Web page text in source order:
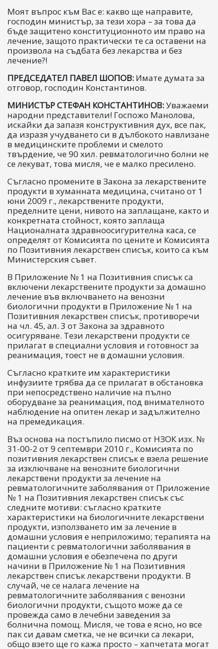
Моят въпрос към Вас е: какво ще направите,
господин министър, за тези хора – за това да
бъде защитено конституционното им право на
лечение, защото практически те са оставени на
произвола на съдбата без лекарства и без
лечение?!
ПРЕДСЕДАТЕЛ ПАВЕЛ ШОПОВ: Имате думата за
отговор, господин Константинов.
МИНИСТЪР СТЕФАН КОНСТАНТИНОВ:Уважаеми
народни представители! Госпожо Манолова,
искайки да запазя конструктивния дух, все пак,
да изразя учудването си в дълбокото навлизане
в медицинските проблеми и смелото
твърдение, че 90 хил. ревматологично болни не
се лекуват, това мисля, че е малко пресилено.
Съгласно промените в Закона за лекарствените
продукти в хуманната медицина, считано от 1
юни 2009 г., лекарствените продукти,
пределните цени, нивото на заплащане, както и
конкретната стойност, която заплаща
Националната здравноосигурителна каса, се
определят от Комисията по цените и Комисията
по Позитивния лекарствен списък, които са към
Министерския съвет.
В Приложение № 1 на Позитивния списък са
включени лекарствените продукти за домашно
лечение във включването на венозни
биологични продукти в Приложение № 1 на
Позитивния лекарствен списък, противоречи
на чл. 45, ал. 3 от Закона за здравното
осигуряване. Тези лекарствени продукти се
прилагат в специални условия и готовност за
реанимация, тоест не в домашни условия.
Съгласно кратките им характеристики
инфузиите трябва да се прилагат в обстановка
при непосредствено наличие на пълно
оборудване за реанимация, под внимателното
наблюдение на опитен лекар и задължително
на премедикация.
Въз основа на постъпило писмо от НЗОК изх. №
31-00-2 от 9 септември 2010 г., Комисията по
позитивния лекарствен списък е взела решение
за изключване на венозните биологични
лекарствени продукти за лечение на
ревматологичните заболявания от Приложение
№ 1 на Позитивния лекарствен списък със
следните мотиви: съгласно кратките
характеристики на биологичните лекарствени
продукти, използването им за лечение в
домашни условия е неприложимо; терапията на
пациенти с ревматологични заболявания в
домашни условия е обезпечена по други
начини в Приложение № 1 на Позитивния
лекарствен списък лекарствени продукти. В
случай, че се налага лечение на
ревматологичните заболявания с венозни
биологични продукти, същото може да се
провежда само в лечебни заведения за
болнична помощ. Мисля, че това е ясно, но все
пак си давам сметка, че не всички са лекари,
общо взето ще го кажа просто – хапчетата могат